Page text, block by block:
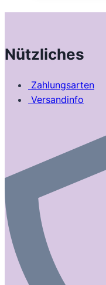
Nützliches
Zahlungsarten
Versandinfo